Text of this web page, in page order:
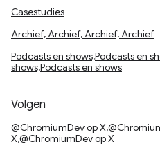
Casestudies
Archief, Archief, Archief, Archief
Podcasts en shows,Podcasts en
shows,Podcasts en shows
Volgen
@ChromiumDev op
X,@ChromiumDev op X